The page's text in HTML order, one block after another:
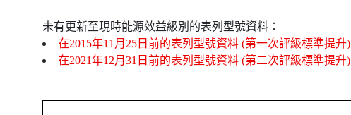
未有更新至現時能源效益級別的表列型號資料：
在2015年11月25日前的表列型號資料 (第一次評級標準提升)
在2021年12月31日前的表列型號資料 (第二次評級標準提升)